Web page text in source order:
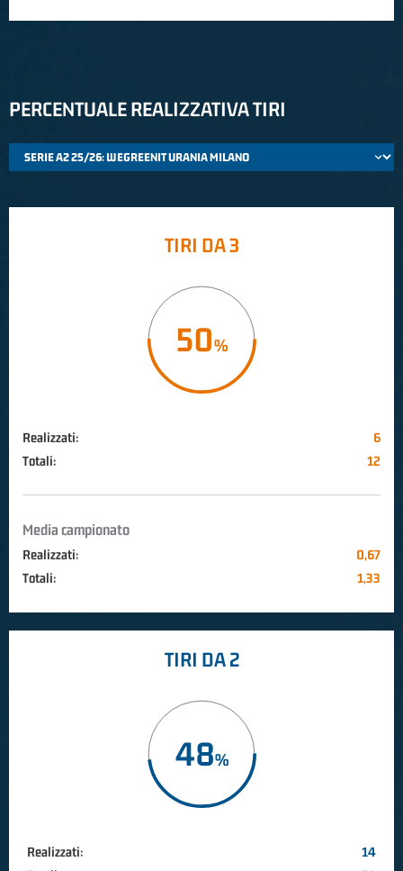
PERCENTUALE REALIZZATIVA TIRI
TIRI DA 3
50
Realizzati:
6
Totali:
12
Media campionato
Realizzati:
0,67
Totali:
1,33
TIRI DA 2
48
Realizzati:
14